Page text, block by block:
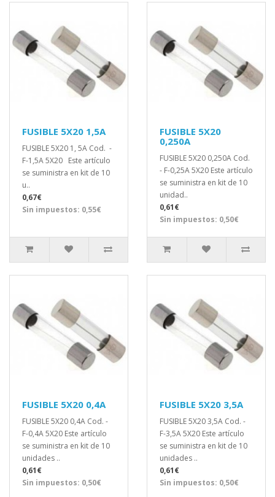
FUSIBLE 5X20 1,5A
FUSIBLE 5X20 1, 5A Cod. -
F-1,5A 5X20 Este artículo
se suministra en kit de 10
u..
0,67€
Sin impuestos: 0,55€
FUSIBLE 5X20
0,250A
FUSIBLE 5X20 0,250A Cod.
- F-0,25A 5X20 Este artículo
se suministra en kit de 10
unidad..
0,61€
Sin impuestos: 0,50€
FUSIBLE 5X20 0,4A
FUSIBLE 5X20 0,4A Cod. -
F-0,4A 5X20 Este artículo
se suministra en kit de 10
unidades ..
0,61€
Sin impuestos: 0,50€
FUSIBLE 5X20 3,5A
FUSIBLE 5X20 3,5A Cod. -
F-3,5A 5X20 Este artículo
se suministra en kit de 10
unidades ..
0,61€
Sin impuestos: 0,50€